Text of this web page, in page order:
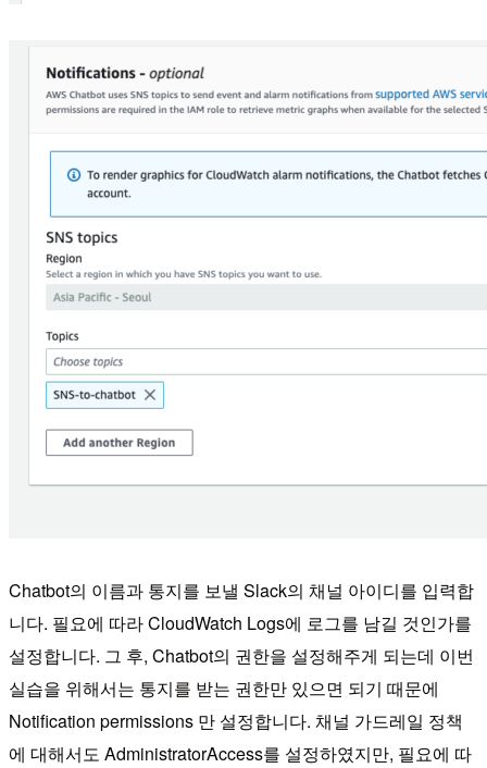
Chatbot의 이름과 통지를 보낼 Slack의 채널 아이디를 입력합
니다. 필요에 따라 CloudWatch Logs에 로그를 남길 것인가를
설정합니다. 그 후, Chatbot의 권한을 설정해주게 되는데 이번
실습을 위해서는 통지를 받는 권한만 있으면 되기 때문에
Notification permissions 만 설정합니다. 채널 가드레일 정책
에 대해서도 AdministratorAccess를 설정하였지만, 필요에 따